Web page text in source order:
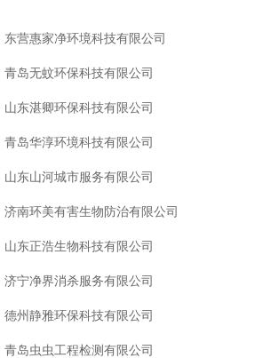
东营惠家净环境科技有限公司
青岛无蚊环保科技有限公司
山东湛卿环保科技有限公司
青岛华淳环境科技有限公司
山东山河城市服务有限公司
济南环美有害生物防治有限公司
山东正浩生物科技有限公司
济宁净界消杀服务有限公司
德州静雅环保科技有限公司
青岛虫虫工程检测有限公司